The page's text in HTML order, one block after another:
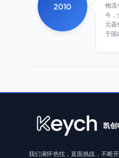
2010
物流
今，
元器
于国
凯创
我们满怀热忱，直面挑战，不断